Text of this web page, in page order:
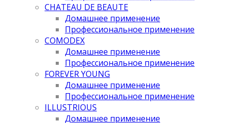
CHATEAU DE BEAUTE
Домашнее применение
Профессиональное применение
COMODEX
Домашнее применение
Профессиональное применение
FOREVER YOUNG
Домашнее применение
Профессиональное применение
ILLUSTRIOUS
Домашнее применение